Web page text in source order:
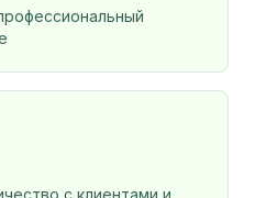
с клиентами и